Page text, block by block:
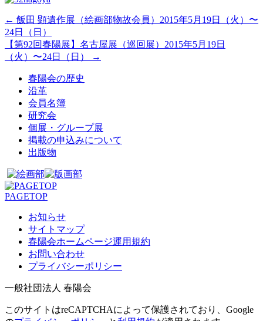
← 飯田 顕遺作展（絵画部物故会員）2015年5月19日（火）〜
24日（日）
【第92回春陽展】名古屋展（巡回展）2015年5月19日
（火）〜24日（日）
→
春陽会の歴史
沿革
会員名簿
研究会
個展・グループ展
掲載の申込みについて
出版物
PAGETOP
お知らせ
サイトマップ
春陽会ホームページ運用規約
お問い合わせ
プライバシーポリシー
一般社団法人 春陽会
このサイトはreCAPTCHAによって保護されており、Google